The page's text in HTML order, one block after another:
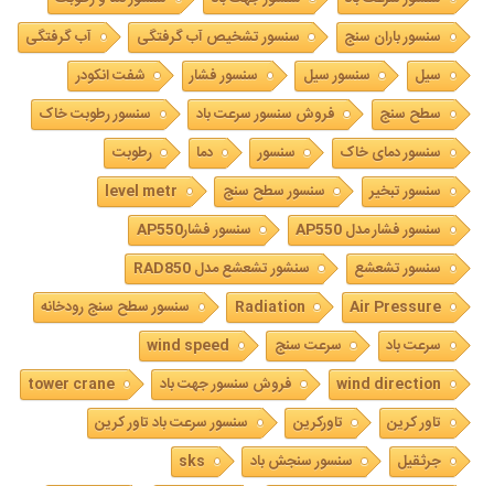
سنسور باران سنج
سنسور تشخیص آب گرفتگی
آب گرفتگی
سیل
سنسور سیل سنسور فشار
شفت انکودر
سطح سنج
فروش سنسور سرعت باد
سنسور رطوبت خاک
سنسور دمای خاک
سنسور دما
رطوبت
سنسور تبخیر
سنسور سطح سنج
level metr
سنسور فشار مدل AP550
سنسور فشارAP550
سنسور تشعشع
سنشور تشعشع مدل RAD850
Air Pressure
Radiation
سنسور سطح سنج رودخانه
سرعت باد
سرعت سنج
wind speed
wind direction
فروش سنسور جهت باد
tower crane
تاور کرین
تاورکرین
سنسور سرعت باد تاور کرین
جرثقیل
سنسور سنجش باد
sks